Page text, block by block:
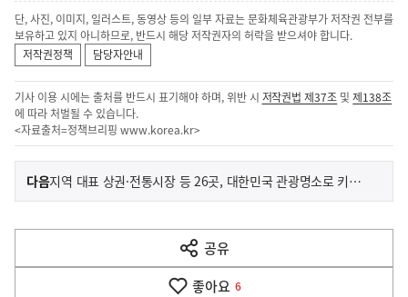
단, 사진, 이미지, 일러스트, 동영상 등의 일부 자료는 문화체육관광부가 저작권 전부를
보유하고 있지 아니하므로, 반드시 해당 저작권자의 허락을 받으셔야 합니다.
저작권정책
담당자안내
기사 이용 시에는 출처를 반드시 표기해야 하며, 위반 시 저작권법 제37조 및제138조
에 따라 처벌될 수 있습니다.
<자료출처=정책브리핑 www.korea.kr>
이
전
다
음
다음기
사
지역 대표 상권·전통시장 등 26곳, 대한민국 관광명소로 키운다
공유
열
기
좋아요 6